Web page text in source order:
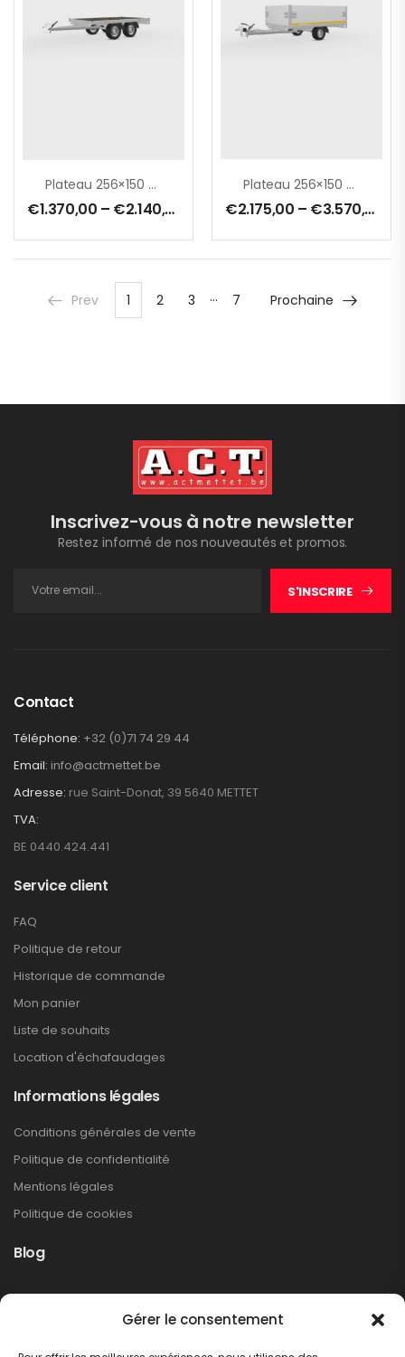
Gérer le consentement
Plateau 256×150 Cm
€1.370,00 – €2.140,00
Plateau 256×150 Cm – 0750 Kg – Avec Rehausse De Ridelles Pivotante – Freinée
€2.175,00 – €3.570,00
Prev 1 2 3 … 7 Prochaine
Inscrivez-vous à notre newsletter
Restez informé de nos nouveautés et promos.
S'INSCRIRE
Contact
Téléphone: +32 (0)71 74 29 44
Email: info@actmettet.be
Adresse: rue Saint-Donat, 39 5640 METTET
TVA:
BE 0440.424.441
Service client
FAQ
Politique de retour
Historique de commande
Mon panier
Liste de souhaits
Location d'échafaudages
Informations légales
Conditions générales de vente
Politique de confidentialité
Mentions légales
Politique de cookies
Blog
Non classé